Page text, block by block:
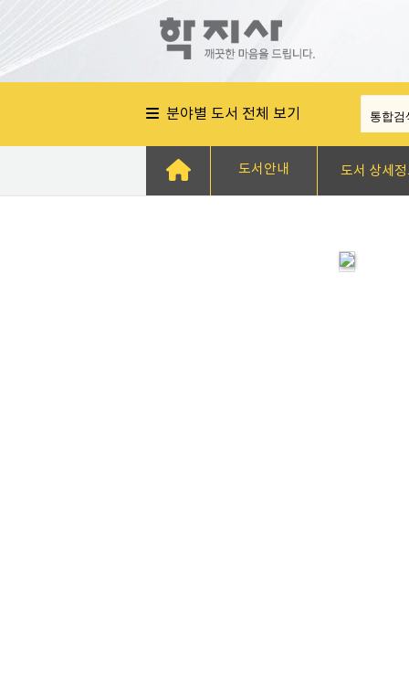
분야별 도서 전체 보기
도서안내 도서 상세